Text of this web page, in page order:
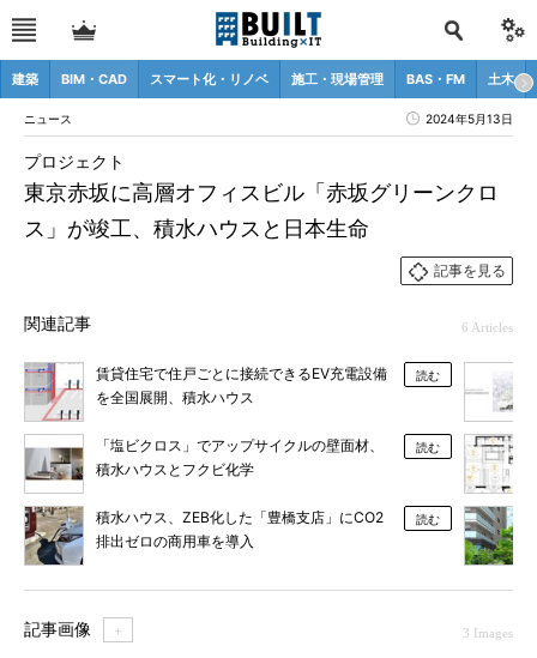
建築 BIM・CAD スマート化・リノベ 施工・現場管理 BAS・FM 土木
ニュース 2024年5月13日
東京赤坂に高層オフィスビル「赤坂グリーンクロ
ス」が竣工、積水ハウスと日本生命
プロジェクト
記事を見る
関連記事 6 Articles
賃貸住宅で住戸ごとに接続できるEV充電設備
を全国展開、積水ハウス
読む
「塩ビクロス」でアップサイクルの壁面材、
積水ハウスとフクビ化学
読む
積水ハウス、ZEB化した「豊橋支店」にCO2
排出ゼロの商用車を導入
読む
記事画像 ＋ 3 Images